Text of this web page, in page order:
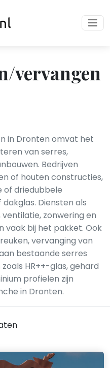
vervangen
in Dronten omvat het
van serres,
Bedrijven
of houten constructies,
of driedubbele
Diensten als
zonwering en
vaak bij het pakket. Ook
vervanging van
bestaande serres
HR++-glas, gehard
profielen zijn
in Dronten.